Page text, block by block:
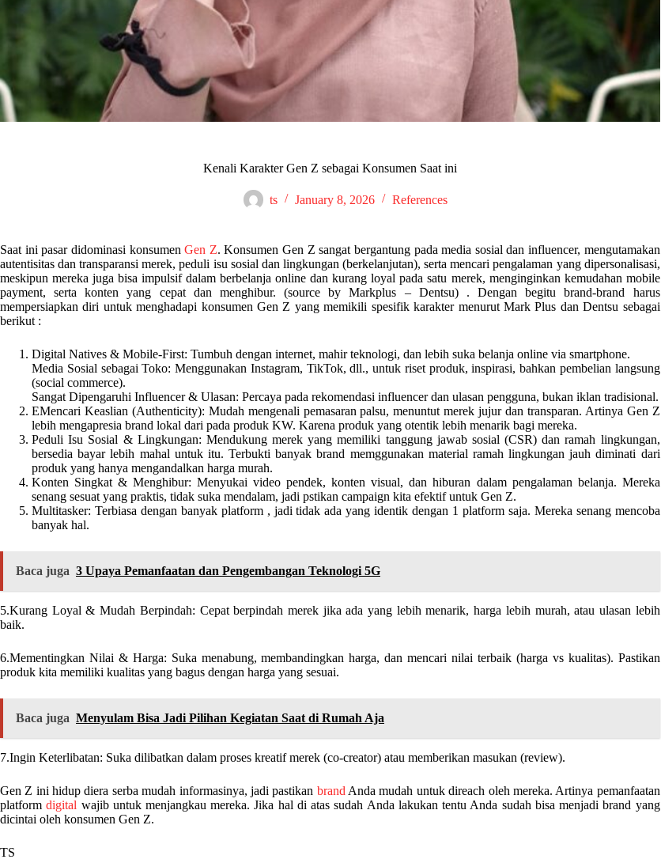
Kenali Karakter Gen Z sebagai Konsumen Saat ini
ts January 8, 2026 References
Saat ini pasar didominasi konsumenGen Z. Konsumen Gen Z sangat bergantung pada media sosial dan influencer, mengutamakan
autentisitas dan transparansi merek, peduli isu sosial dan lingkungan (berkelanjutan), serta mencari pengalaman yang dipersonalisasi,
meskipun mereka juga bisa impulsif dalam berbelanja online dan kurang loyal pada satu merek, menginginkan kemudahan mobile
payment, serta konten yang cepat dan menghibur. (source by Markplus – Dentsu) . Dengan begitu brand-brand harus
mempersiapkan diri untuk menghadapi konsumen Gen Z yang memikili spesifik karakter menurut Mark Plus dan Dentsu sebagai
berikut :
Digital Natives & Mobile-First: Tumbuh dengan internet, mahir teknologi, dan lebih suka belanja online via smartphone.
Media Sosial sebagai Toko: Menggunakan Instagram, TikTok, dll., untuk riset produk, inspirasi, bahkan pembelian langsung
(social commerce).
Sangat Dipengaruhi Influencer & Ulasan: Percaya pada rekomendasi influencer dan ulasan pengguna, bukan iklan tradisional.
EMencari Keaslian (Authenticity): Mudah mengenali pemasaran palsu, menuntut merek jujur dan transparan. Artinya Gen Z
lebih mengapresia brand lokal dari pada produk KW. Karena produk yang otentik lebih menarik bagi mereka.
Peduli Isu Sosial & Lingkungan: Mendukung merek yang memiliki tanggung jawab sosial (CSR) dan ramah lingkungan,
bersedia bayar lebih mahal untuk itu. Terbukti banyak brand memggunakan material ramah lingkungan jauh diminati dari
produk yang hanya mengandalkan harga murah.
Konten Singkat & Menghibur: Menyukai video pendek, konten visual, dan hiburan dalam pengalaman belanja. Mereka
senang sesuat yang praktis, tidak suka mendalam, jadi pstikan campaign kita efektif untuk Gen Z.
Multitasker: Terbiasa dengan banyak platform , jadi tidak ada yang identik dengan 1 platform saja. Mereka senang mencoba
banyak hal.
Baca juga 3 Upaya Pemanfaatan dan Pengembangan Teknologi 5G
5.Kurang Loyal & Mudah Berpindah: Cepat berpindah merek jika ada yang lebih menarik, harga lebih murah, atau ulasan lebih
baik.
6.Mementingkan Nilai & Harga: Suka menabung, membandingkan harga, dan mencari nilai terbaik (harga vs kualitas). Pastikan
produk kita memiliki kualitas yang bagus dengan harga yang sesuai.
Baca juga Menyulam Bisa Jadi Pilihan Kegiatan Saat di Rumah Aja
7.Ingin Keterlibatan: Suka dilibatkan dalam proses kreatif merek (co-creator) atau memberikan masukan (review).
Gen Z ini hidup diera serba mudah informasinya, jadi pastikan brand Anda mudah untuk direach oleh mereka. Artinya pemanfaatan
platformdigital wajib untuk menjangkau mereka. Jika hal di atas sudah Anda lakukan tentu Anda sudah bisa menjadi brand yang
dicintai oleh konsumen Gen Z.
TS